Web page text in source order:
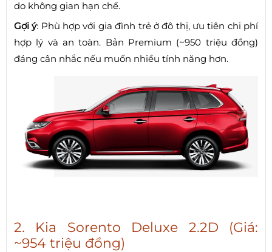
do không gian hạn chế.
Gợi ý: Phù hợp với gia đình trẻ ở đô thị, ưu tiên chi phí
hợp lý và an toàn. Bản Premium (~950 triệu đồng)
đáng cân nhắc nếu muốn nhiều tính năng hơn.
2. Kia Sorento Deluxe 2.2D (Giá:
~954 triệu đồng)